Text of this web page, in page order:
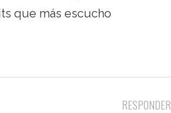
que más escucho
RESPONDER